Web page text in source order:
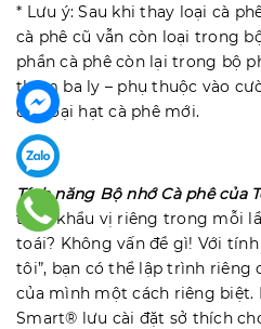
* Lưu ý: Sau khi thay loại cà
cà phê cũ vẫn còn loại trong
phần cà phê còn lại trong bộ
thêm ba ly – phụ thuộc vào
đổi loại hạt cà phê mới.
Tính năng Bộ nhớ Cà phê của
theo khẩu vị riêng trong mỗi
toái? Không vấn đề gì! Với
tôi”, bạn có thể lập trình riêng
của mình một cách riêng biệt.
Smart® lưu cài đặt sở thích